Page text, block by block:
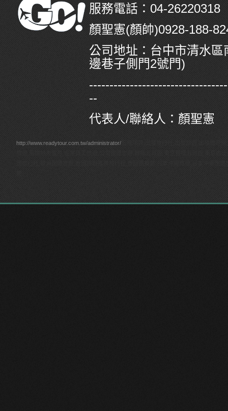
服務電話：04-
顏聖憲(顏帥)0928-188-
公司地址： 台中市清水區
邊巷子側門2號門)
--
代表人/聯絡人：顏聖憲
http://www.readytour.com.tw/administrator/